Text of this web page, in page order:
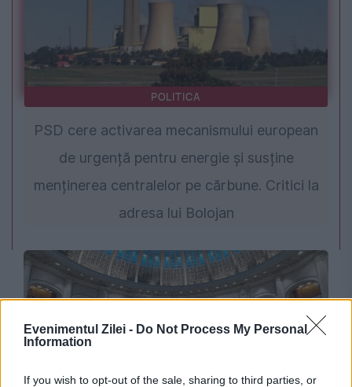
Evenimentul Zilei - Do Not Process My Personal
Information
If you wish to opt-out of the sale, sharing to third parties, or
POLITICA
PSD cere activarea mecanismului european
de urgență pentru energie și susține
menținerea centralelor pe cărbune. Critici la
adresa lui Bolojan